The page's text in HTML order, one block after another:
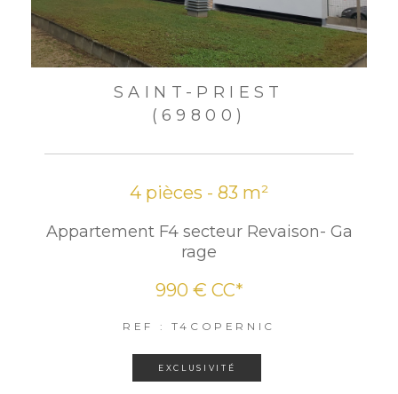
SAINT-PRIEST
(69800)
4 pièces - 83 m²
Appartement F4 secteur Revaison- Ga
rage
990 € CC*
REF : T4COPERNIC
EXCLUSIVITÉ